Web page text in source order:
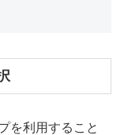
を利用すること